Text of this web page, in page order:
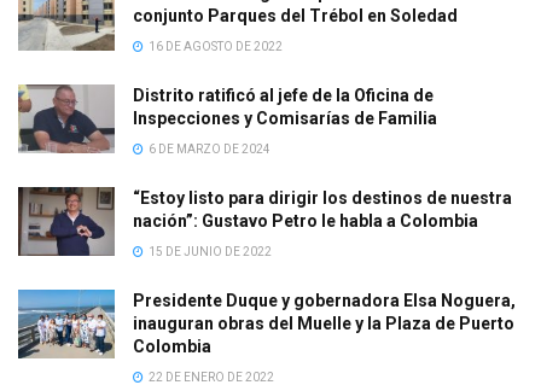
conjunto Parques del Trébol en Soledad
16 DE AGOSTO DE 2022
Distrito ratificó al jefe de la Oficina de
Inspecciones y Comisarías de Familia
6 DE MARZO DE 2024
“Estoy listo para dirigir los destinos de nuestra
nación”: Gustavo Petro le habla a Colombia
15 DE JUNIO DE 2022
Presidente Duque y gobernadora Elsa Noguera,
inauguran obras del Muelle y la Plaza de Puerto
Colombia
22 DE ENERO DE 2022